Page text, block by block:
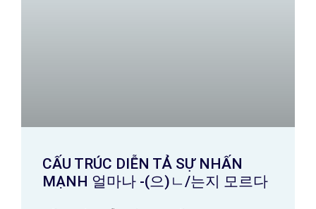
CẤU TRÚC DIỄN TẢ SỰ NHẤN
MẠNH 얼마나 -(으)ㄴ/는지 모르다